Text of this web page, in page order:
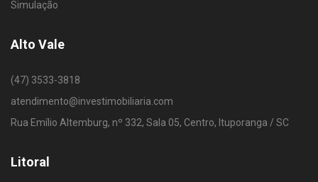
Simulação
Alto Vale
(47) 3533-3818
atendimento@investimobiliaria.com
Rua Emílio Altemburg, nº 332, Sala 05, Centro, Ituporanga / SC
Litoral